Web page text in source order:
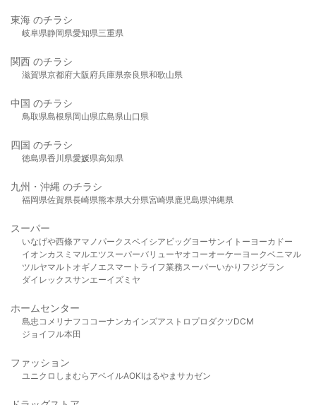
東海 のチラシ
岐阜県静岡県愛知県三重県
関西 のチラシ
滋賀県京都府大阪府兵庫県奈良県和歌山県
中国 のチラシ
鳥取県島根県岡山県広島県山口県
四国 のチラシ
徳島県香川県愛媛県高知県
九州・沖縄 のチラシ
福岡県佐賀県長崎県熊本県大分県宮崎県鹿児島県沖縄県
スーパー
いなげや西條アマノパークスベイシア ビッグヨーサンイトーヨーカドー
イオンカスミ マルエツスーパーバリューヤオコーオーケー ヨークベニマル
ツルヤマルト オギノ エスマート ライフ業務スーパーいかり フジグラン
ダイレックスサンエーイズミヤ
ホームセンター
島忠 コメリ ナフコ コーナンカインズアストロプロダクツDCM
ジョイフル本田
ファッション
ユニクロ しまむら アベイルAOKIはるやま サカゼン